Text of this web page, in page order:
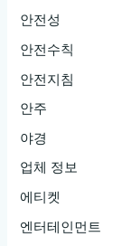
안전성
안전수칙
안전지침
안주
야경
업체 정보
에티켓
엔터테인먼트